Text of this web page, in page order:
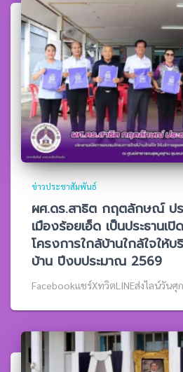
ข่าวประชาสัมพันธ์
ผศ.ดร.สาธิต กฤตลักษณ์ ปร
เมืองร้อยเอ็ด เป็นประธานเ
โครงการใกล้บ้านใกล้ใจให้
บ้าน ปีงบประมาณ 2569
Facebookแชร์XทวิตLINEส่งไลน์วันศุ